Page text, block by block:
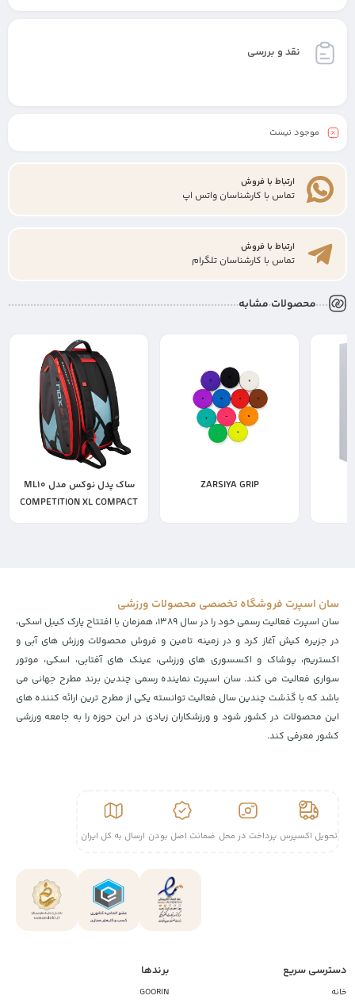
نقد و بررسی
موجود نیست
ارتباط با فروش
تماس با کارشناسان واتس اپ
ارتباط با فروش
تماس با کارشناسان تلگرام
محصولات مشابه
ZARSIYA GRIP
ساک پدل نوکس مدل ML10
COMPETITION XL COMPACT
25,000,000
سان اسپرت فروشگاه تخصصی محصولات ورزشی
سان اسپرت فعالیت رسمی خود را در سال ۱۳۸۹، همزمان با افتتاح پارک کیبل اسکی،
در جزیره کیش آغاز کرد و در زمینه تامین و فروش محصولات ورزش های آبی و
اکستریم، پوشاک و اکسسوری های ورزشی، عینک های آفتابی، اسکی، موتور
سواری فعالیت می کند. سان اسپرت نماینده رسمی چندین برند مطرح جهانی می
باشد که با گذشت چندین سال فعالیت توانسته یکی از مطرح ترین ارائه کننده های
این محصولات در کشور شود و ورزشکاران زیادی در این حوزه را به جامعه ورزشی
کشور معرفی کند.
تحویل اکسپرس پرداخت در محل ضمانت اصل بودن ارسال به کل ایران
دسترسی سریع
خانه
برندها
GOORIN